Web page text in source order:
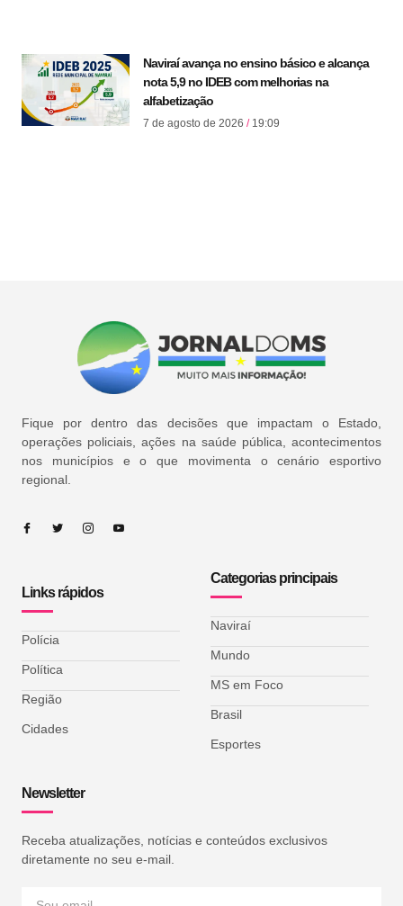
Naviraí avança no ensino básico e alcança
nota 5,9 no IDEB com melhorias na
alfabetização
7 de agosto de 2026 19:09
Fique por dentro das decisões que impactam o Estado,
operações policiais, ações na saúde pública, acontecimentos
nos municípios e o que movimenta o cenário esportivo
regional.
Links rápidos
Polícia
Política
Região
Cidades
Categorias principais
Naviraí
Mundo
MS em Foco
Brasil
Esportes
Newsletter
Receba atualizações, notícias e conteúdos exclusivos
diretamente no seu e-mail.